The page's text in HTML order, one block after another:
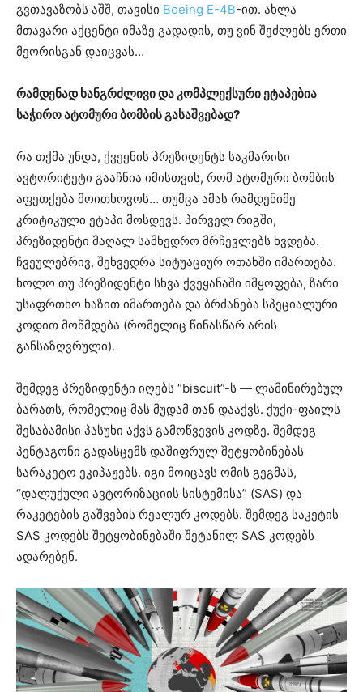
გვთავაზობს აშშ, თავისი Boeing E-4B-ით. ახლა
მთავარი აქცენტი იმაზე გადადის, თუ ვინ შეძლებს ერთი
მეორისგან დაიცვას…
რამდენად ხანგრძლივი და კომპლექსური ეტაპებია
საჭირო ატომური ბომბის გასაშვებად?
რა თქმა უნდა, ქვეყნის პრეზიდენტს საკმარისი
ავტორიტეტი გააჩნია იმისთვის, რომ ატომური ბომბის
აფეთქება მოითხოვოს… თუმცა ამას რამდენიმე
კრიტიკული ეტაპი მოსდევს. პირველ რიგში,
პრეზიდენტი მაღალ სამხედრო მრჩევლებს ხვდება.
ჩვეულებრივ, შეხვედრა სიტუაციურ ოთახში იმართება.
ხოლო თუ პრეზიდენტი სხვა ქვეყანაში იმყოფება, ზარი
უსაფრთხო ხაზით იმართება და ბრძანება სპეციალური
კოდით მოწმდება (რომელიც წინასწარ არის
განსაზღვრული).
შემდეგ პრეზიდენტი იღებს “biscuit”-ს — ლამინირებულ
ბარათს, რომელიც მას მუდამ თან დააქვს. ქუქი-ფაილს
შესაბამისი პასუხი აქვს გამოწვევის კოდზე. შემდეგ
პენტაგონი გადასცემს დაშიფრულ შეტყობინებას
სარაკეტო ეკიპაჟებს. იგი მოიცავს ომის გეგმას,
“დალუქული ავტორიზაციის სისტემისა” (SAS) და
რაკეტების გაშვების რეალურ კოდებს. შემდეგ საკეტის
SAS კოდებს შეტყობინებაში შეტანილ SAS კოდებს
ადარებენ.